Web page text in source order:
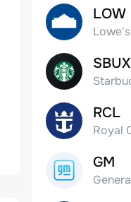
LOW
SBUX
RCL
GM